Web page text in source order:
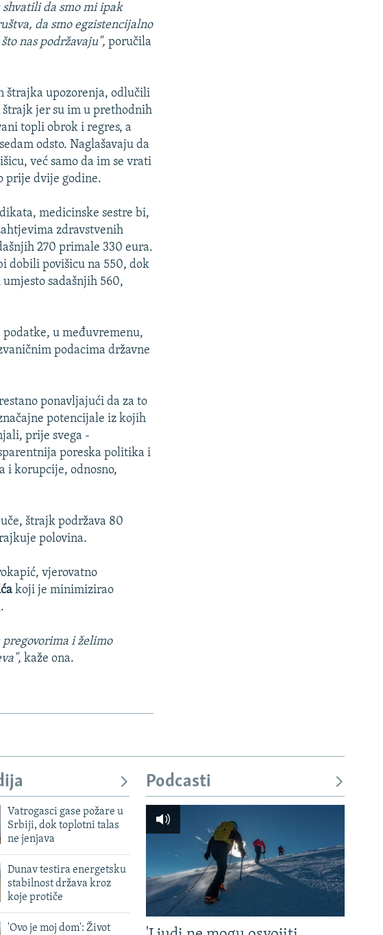
shvatili da smo mi ipak
da smo egzistencijalno
nas podržavaju", poručila
štrajka upozorenja, odlučili
štrajk jer su im u prethodnih
topli obrok i regres, a
odsto. Naglašavaju da
već samo da im se vrati
prije dvije godine.
medicinske sestre bi,
zdravstvenih
270 primale 330 eura.
dobili povišicu na 550, dok
sadašnjih 560,
podatke, u međuvremenu,
podacima državne
ponavljajući da za to
potencijale iz kojih
prije svega -
poreska politika i
i korupcije, odnosno,
štrajk podržava 80
polovina.
vjerovatno
koji je minimizirao
pregovorima i želimo
kaže ona.
Vatrogasci gase požare u
Srbiji, dok toplotni talas
ne jenjava
Dunav testira energetsku
stabilnost država kroz
koje protiče
'Ovo je moj dom': Život
Podcasti